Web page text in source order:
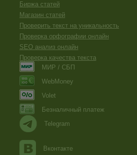
Биржа статей
Магазин статей
Проверить текст на уникальность
Проверка орфографии онлайн
SEO анализ онлайн
Проверка качества текста
МИР / СБП
WebMoney
Volet
Безналичный платеж
Telegram
Вконтакте